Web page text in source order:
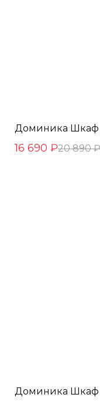
Доминика Шкаф
16 690 ₽20 890 ₽
Доминика Шкаф